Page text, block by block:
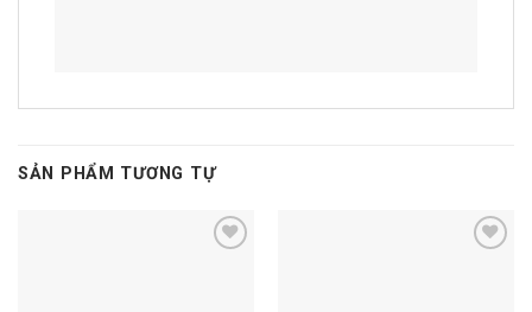
SẢN PHẨM TƯƠNG TỰ